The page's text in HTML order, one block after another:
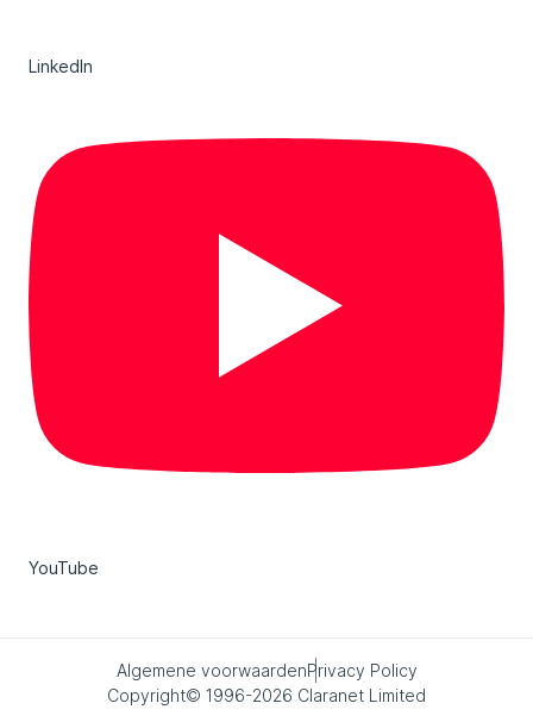
LinkedIn
YouTube
Algemene voorwaardenPrivacy Policy
Copyright© 1996-2026 Claranet Limited